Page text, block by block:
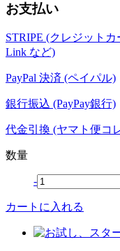
お支払い
STRIPE (クレジットカ
Link など)
PayPal 決済 (ペイパル)
銀行振込 (PayPay銀行)
代金引換 (ヤマト便コ
数量
-
カートに入れる